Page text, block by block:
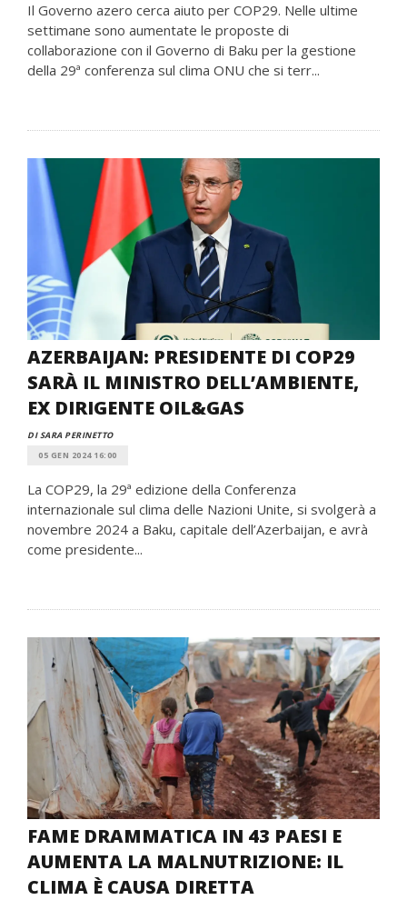
Il Governo azero cerca aiuto per COP29. Nelle ultime
settimane sono aumentate le proposte di
collaborazione con il Governo di Baku per la gestione
della 29ª conferenza sul clima ONU che si terr...
AZERBAIJAN: PRESIDENTE DI COP29
SARÀ IL MINISTRO DELL’AMBIENTE,
EX DIRIGENTE OIL&GAS
DI SARA PERINETTO
05 GEN 2024 16:00
La COP29, la 29ª edizione della Conferenza
internazionale sul clima delle Nazioni Unite, si svolgerà a
novembre 2024 a Baku, capitale dell’Azerbaijan, e avrà
come presidente...
FAME DRAMMATICA IN 43 PAESI E
AUMENTA LA MALNUTRIZIONE: IL
CLIMA È CAUSA DIRETTA